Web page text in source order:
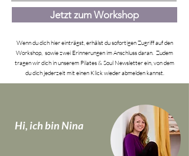
Jetzt zum Workshop
Wenn du dich hier einträgst, erhälst du sofortigen Zugriff auf den
Workshop, sowie zwei Erinnerungen im Anschluss daran. Zudem
tragen wir dich in unserem Pilates & Soul Newsletter ein, von dem
du dich jederzeit mit einen Klick wieder abmelden kannst.
Hi, ich bin Nina